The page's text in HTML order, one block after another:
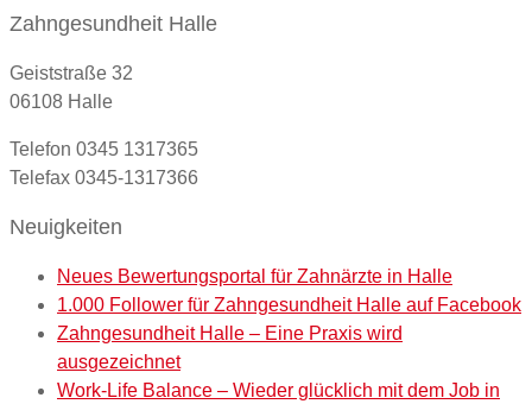
Zahngesundheit Halle
Geiststraße 32
06108 Halle
Telefon 0345 1317365
Telefax 0345-1317366
Neuigkeiten
Neues Bewertungsportal für Zahnärzte in Halle
1.000 Follower für Zahngesundheit Halle auf Facebook
Zahngesundheit Halle – Eine Praxis wird
ausgezeichnet
Work-Life Balance – Wieder glücklich mit dem Job in